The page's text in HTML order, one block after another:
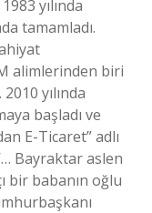
yılında
tamamladı.
alimlerinden biri
yılında
başladı ve
E-Ticaret” adlı
Bayraktar aslen
bir babanın oğlu